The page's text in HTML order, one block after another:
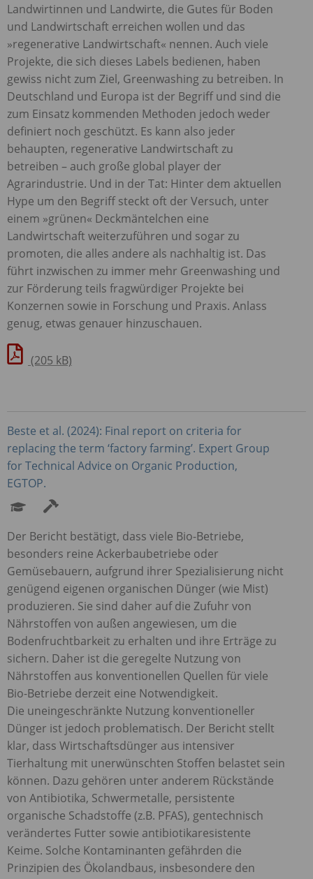
Landwirtinnen und Landwirte, die Gutes für Boden
und Landwirtschaft erreichen wollen und das
»regenerative Landwirtschaft« nennen. Auch viele
Projekte, die sich dieses Labels bedienen, haben
gewiss nicht zum Ziel, Greenwashing zu betreiben. In
Deutschland und Europa ist der Begriff und sind die
zum Einsatz kommenden Methoden jedoch weder
definiert noch geschützt. Es kann also jeder
behaupten, regenerative Landwirtschaft zu
betreiben – auch große global player der
Agrarindustrie. Und in der Tat: Hinter dem aktuellen
Hype um den Begriff steckt oft der Versuch, unter
einem »grünen« Deckmäntelchen eine
Landwirtschaft weiterzuführen und sogar zu
promoten, die alles andere als nachhaltig ist. Das
führt inzwischen zu immer mehr Greenwashing und
zur Förderung teils fragwürdiger Projekte bei
Konzernen sowie in Forschung und Praxis. Anlass
genug, etwas genauer hinzuschauen.
(205 kB)
Beste et al. (2024): Final report on criteria for
replacing the term ‘factory farming’. Expert Group
for Technical Advice on Organic Production,
EGTOP.
Der Bericht bestätigt, dass viele Bio-Betriebe,
besonders reine Ackerbaubetriebe oder
Gemüsebauern, aufgrund ihrer Spezialisierung nicht
genügend eigenen organischen Dünger (wie Mist)
produzieren. Sie sind daher auf die Zufuhr von
Nährstoffen von außen angewiesen, um die
Bodenfruchtbarkeit zu erhalten und ihre Erträge zu
sichern. Daher ist die geregelte Nutzung von
Nährstoffen aus konventionellen Quellen für viele
Bio-Betriebe derzeit eine Notwendigkeit.
Die uneingeschränkte Nutzung konventioneller
Dünger ist jedoch problematisch. Der Bericht stellt
klar, dass Wirtschaftsdünger aus intensiver
Tierhaltung mit unerwünschten Stoffen belastet sein
können. Dazu gehören unter anderem Rückstände
von Antibiotika, Schwermetalle, persistente
organische Schadstoffe (z.B. PFAS), gentechnisch
verändertes Futter sowie antibiotikaresistente
Keime. Solche Kontaminanten gefährden die
Prinzipien des Ökolandbaus, insbesondere den